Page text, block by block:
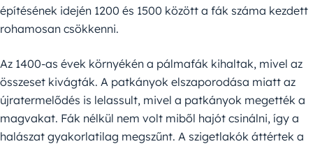
építésének idején 1200 és 1500 között a fák száma kezdett
rohamosan csökkenni.
Az 1400-as évek környékén a pálmafák kihaltak, mivel az
összeset kivágták. A patkányok elszaporodása miatt az
újratermelődés is lelassult, mivel a patkányok megették a
magvakat. Fák nélkül nem volt miből hajót csinálni, így a
halászat gyakorlatilag megszűnt. A szigetlakók áttértek a